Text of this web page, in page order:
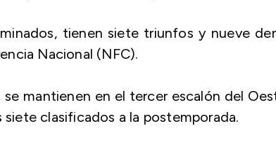
tienen siete triunfos y nueve
Nacional (NFC).
se mantienen en el tercer escalón del
clasificados a la postemporada.